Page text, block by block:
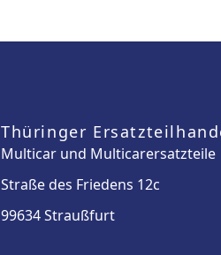
Thüringer
Multicar und Multicarersatzteile
Straße des Friedens 12c
99634 Straußfurt